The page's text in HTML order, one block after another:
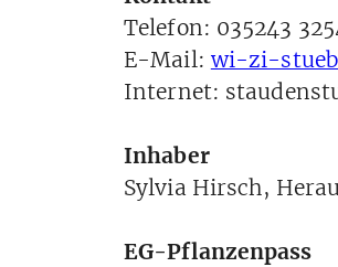
Telefon: 035243
E-Mail: wi-zi-
Internet:
Inhaber
Sylvia Hirsch,
EG-Pflanzenpass